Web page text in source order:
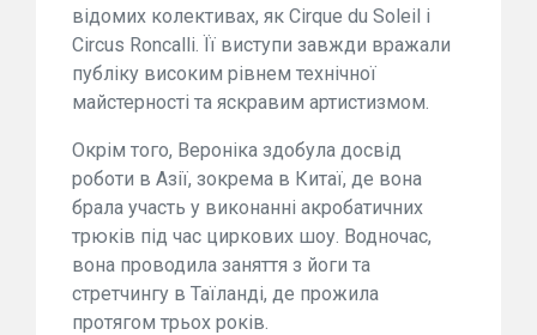
відомих колективах, як Cirque du Soleil і
Circus Roncalli. Її виступи завжди вражали
публіку високим рівнем технічної
майстерності та яскравим артистизмом.
Окрім того, Вероніка здобула досвід
роботи в Азії, зокрема в Китаї, де вона
брала участь у виконанні акробатичних
трюків під час циркових шоу. Водночас,
вона проводила заняття з йоги та
стретчингу в Таїланді, де прожила
протягом трьох років.